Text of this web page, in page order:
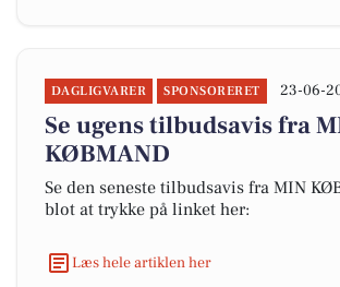
DAGLIGVARER SPONSORERET 23-06-
Se ugens tilbudsavis fra
KØBMAND
Se den seneste tilbudsavis fra MIN
blot at trykke på linket her:
Læs hele artiklen her